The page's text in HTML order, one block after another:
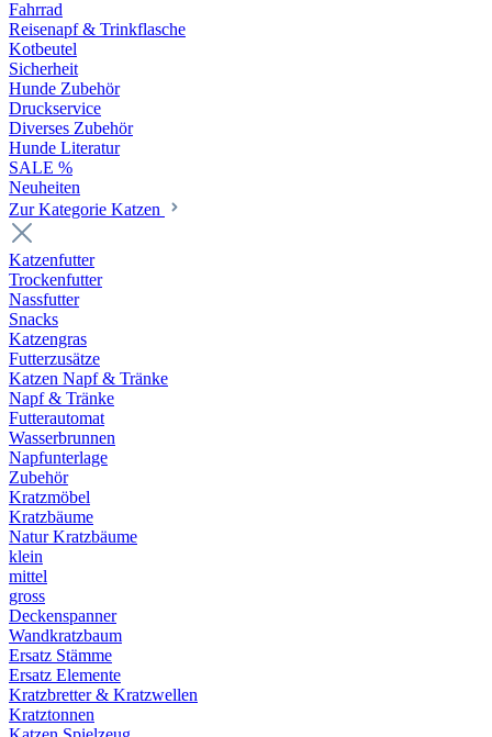
Fahrrad
Reisenapf & Trinkflasche
Kotbeutel
Sicherheit
Hunde Zubehör
Druckservice
Diverses Zubehör
Hunde Literatur
SALE %
Neuheiten
Zur Kategorie Katzen
Katzenfutter
Trockenfutter
Nassfutter
Snacks
Katzengras
Futterzusätze
Katzen Napf & Tränke
Napf & Tränke
Futterautomat
Wasserbrunnen
Napfunterlage
Zubehör
Kratzmöbel
Kratzbäume
Natur Kratzbäume
klein
mittel
gross
Deckenspanner
Wandkratzbaum
Ersatz Stämme
Ersatz Elemente
Kratzbretter & Kratzwellen
Kratztonnen